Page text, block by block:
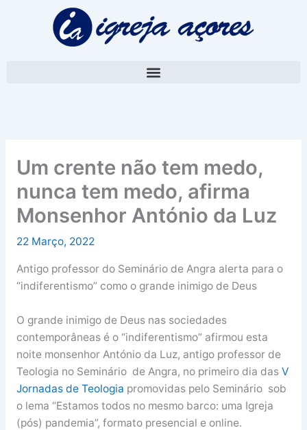
Um crente não tem medo,
nunca tem medo, afirma
Monsenhor António da Luz
22 Março, 2022
Antigo professor do Seminário de Angra alerta para o
“indiferentismo” como o grande inimigo de Deus
O grande inimigo de Deus nas sociedades
contemporâneas é o “indiferentismo” afirmou esta
noite monsenhor António da Luz, antigo professor de
Teologia no Seminário de Angra, no primeiro dia das V
Jornadas de Teologia promovidas pelo Seminário sob
o lema “Estamos todos no mesmo barco: uma Igreja
(pós) pandemia”, formato presencial e online.